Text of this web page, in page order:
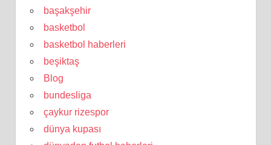
başakşehir
basketbol
basketbol haberleri
beşiktaş
Blog
bundesliga
çaykur rizespor
dünya kupası